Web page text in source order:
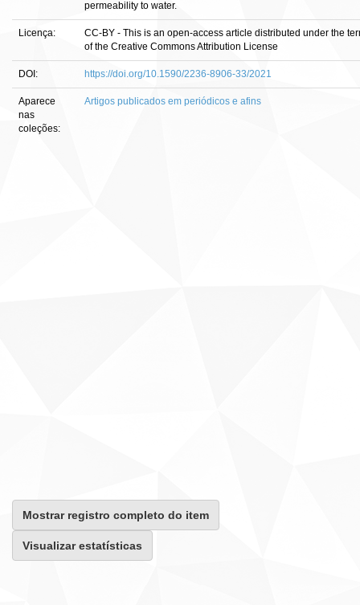
permeability to water.
Licença:
CC-BY - This is an open-access article distributed under the
of the Creative Commons Attribution License
DOI: https://doi.org/10.1590/2236-8906-33/2021
Aparece
nas
coleções:
Artigos publicados em periódicos e afins
Mostrar registro completo do item
Visualizar estatísticas